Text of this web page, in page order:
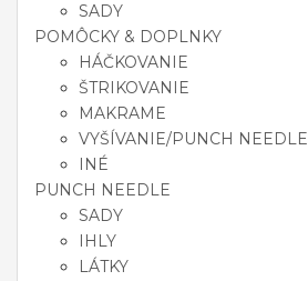
SADY
POMÔCKY & DOPLNKY
HÁČKOVANIE
ŠTRIKOVANIE
MAKRAME
VYŠÍVANIE/PUNCH NEEDLE
INÉ
PUNCH NEEDLE
SADY
IHLY
LÁTKY